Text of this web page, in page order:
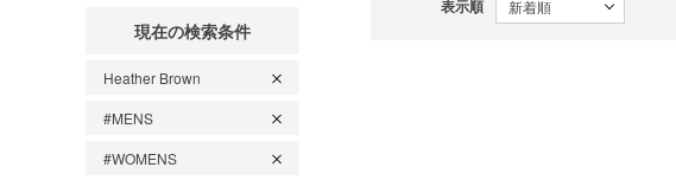
現在の検索条件
Heather Brown
#MENS
#WOMENS
表示順